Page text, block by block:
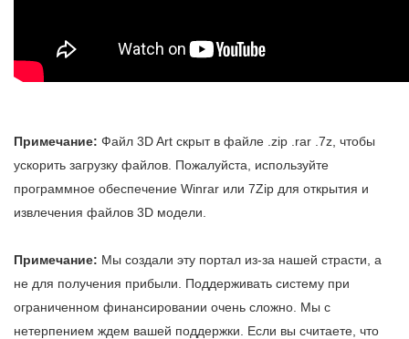
Примечание: Файл 3D Art скрыт в файле .zip .rar .7z, чтобы
ускорить загрузку файлов. Пожалуйста, используйте
программное обеспечение Winrar или 7Zip для открытия и
извлечения файлов 3D модели.
Примечание: Мы создали эту портал из-за нашей страсти, а
не для получения прибыли. Поддерживать систему при
ограниченном финансировании очень сложно. Мы с
нетерпением ждем вашей поддержки. Если вы считаете, что